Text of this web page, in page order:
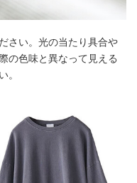
さい。光の当たり具合や
の色味と異なって見える
。